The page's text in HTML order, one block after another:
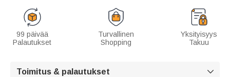
99 päivää
Palautukset
Turvallinen
Shopping
Yksityisyys
Takuu
Toimitus & palautukset 